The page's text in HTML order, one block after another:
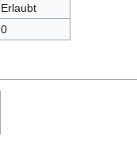
Erlaubt
0